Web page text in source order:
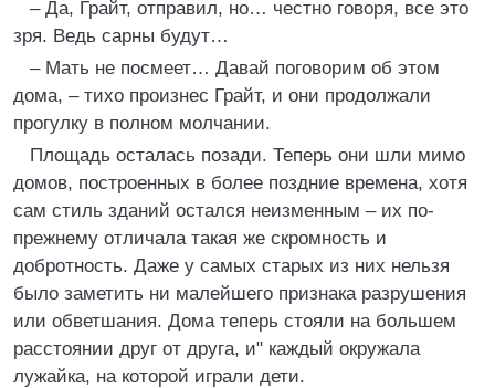
– Да, Грайт, отправил, но… честно говоря, все это
зря. Ведь сарны будут…
– Мать не посмеет… Давай поговорим об этом
дома, – тихо произнес Грайт, и они продолжали
прогулку в полном молчании.
Площадь осталась позади. Теперь они шли мимо
домов, построенных в более поздние времена, хотя
сам стиль зданий остался неизменным – их по-
прежнему отличала такая же скромность и
добротность. Даже у самых старых из них нельзя
было заметить ни малейшего признака разрушения
или обветшания. Дома теперь стояли на большем
расстоянии друг от друга, и" каждый окружала
лужайка, на которой играли дети.